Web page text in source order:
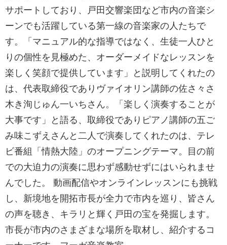
サポートしており、戸田交響楽団など市内の音楽シ
ーンでも活躍している第一線の音楽家の人たちで
す。「マニュアル的な指導ではなく、生徒一人ひと
りの個性を見極めた、オーダーメイドなレッスンを
楽しく笑顔で提供しています」と説明してくれたの
は、代表取締役でありヴァイオリン講師の佐さ々さ
木き洵じゅん一いちさん。「楽しく演奏することが
大事です」と語る、取締役でありピアノ講師の五ご
み味こずえさんと二人で演奏してくれたのは、テレ
ビ番組「情熱大陸」のオープニングテーマ。目の前
での大迫力の演奏に思わず感動せずにはいられませ
んでした。 動画配信やオンラインレッスンにも挑戦
し、新境地を開拓市長が全力で市内を巡り、皆さん
の声を聴き、キラリと輝く戸田の宝を発掘します。
市長が市内のさまざまな場所を取材し、紹介するコ